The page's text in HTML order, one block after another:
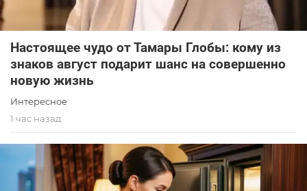
Настоящее чудо от Тамары Глобы: кому из
знаков август подарит шанс на совершенно
новую жизнь
Интересное
1 час назад